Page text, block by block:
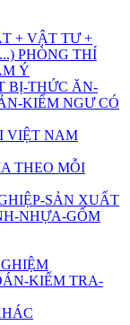
+ VẬT TƯ +
PHÒNG THÍ
Ý
BỊ-THỨC ĂN-
KIỂM NGƯ CÓ
VIỆT NAM
THEO MỖI
SẢN XUẤT
NHỰA-GỐM
KIỂM TRA-